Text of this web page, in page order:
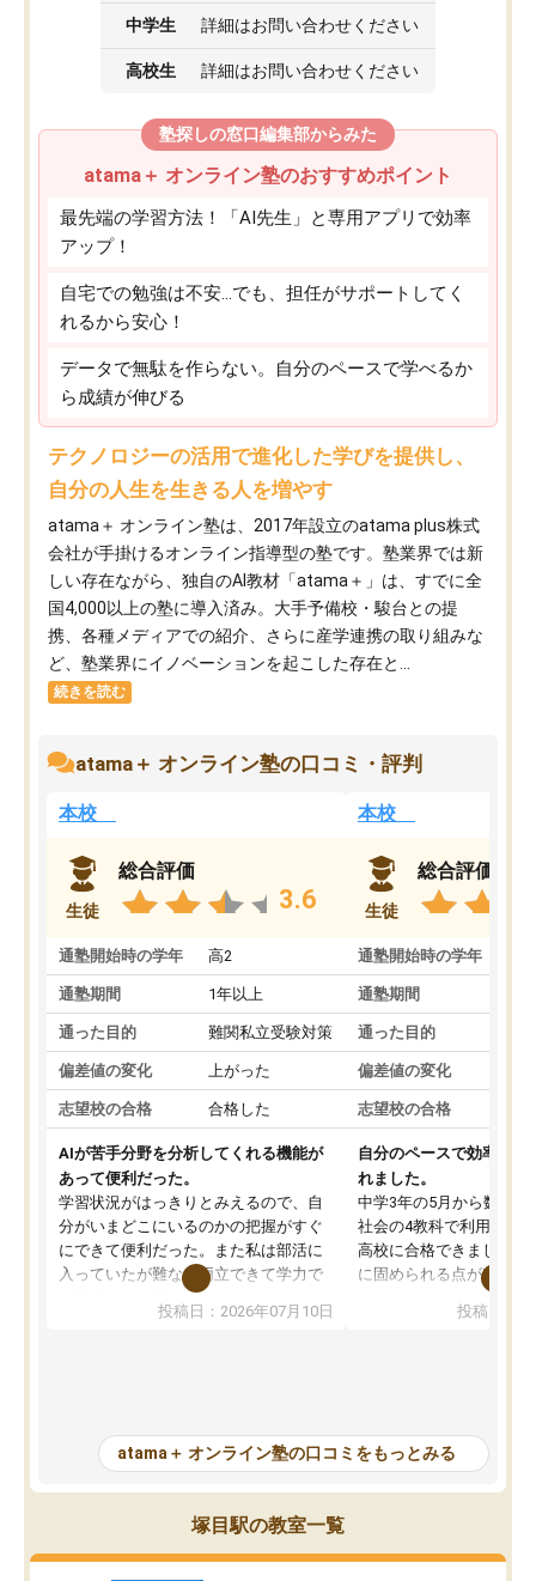
中学生 詳細はお問い合わせください
高校生 詳細はお問い合わせください
塾探しの窓口編集部からみた
atama＋ オンライン塾のおすすめポイント
最先端の学習方法！「AI先生」と専用アプリで効率
アップ！
自宅での勉強は不安…でも、担任がサポートしてく
れるから安心！
データで無駄を作らない。自分のペースで学べるか
ら成績が伸びる
テクノロジーの活用で進化した学びを提供し、
自分の人生を生きる人を増やす
atama＋ オンライン塾は、2017年設立のatama plus株式
会社が手掛けるオンライン指導型の塾です。塾業界では新
しい存在ながら、独自のAI教材「atama＋」は、すでに全
国4,000以上の塾に導入済み。大手予備校・駿台との提
携、各種メディアでの紹介、さらに産学連携の取り組みな
ど、塾業界にイノベーションを起こした存在と...
続きを読む
atama＋ オンライン塾の口コミ・評判
本校
生徒
総合評価
3.6
通塾開始時の学年 高2
通塾期間 1年以上
通った目的 難関私立受験対策
偏差値の変化 上がった
志望校の合格 合格した
AIが苦手分野を分析してくれる機能が
あって便利だった。
学習状況がはっきりとみえるので、自
分がいまどこにいるのかの把握がすぐ
にできて便利だった。また私は部活に
入っていたが難なく両立できて学力で
も部活でも結果を残すことができてよ
かった。また問題演習の際に、自分が
が、自分で自分の管理ができない人に
とっては難しい部分もあるのではない
かと思った。
投稿日：2026年07月10日
本校
生徒
総合評価
通塾開始時の学年
通塾期間
通った目的
偏差値の変化
志望校の合格
自分のペースで効率よく
れました。
中学3年の5月から数学・
社会の4教科で利用し、
高校に合格できました。
に固められる点が魅力で
項目のおかげで、手軽
元数が可視化されるので
しながら意欲的に取り組
常に効果を実感している
すめできる塾です。
投稿日：
atama＋ オンライン塾の口コミをもっとみる
塚目駅の教室一覧